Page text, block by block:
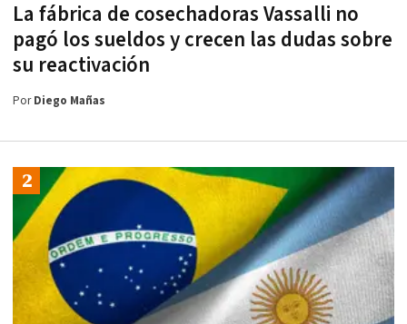
La fábrica de cosechadoras Vassalli no
pagó los sueldos y crecen las dudas sobre
su reactivación
PorDiego Mañas